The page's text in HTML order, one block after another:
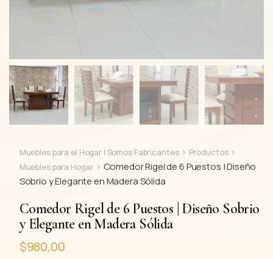
Muebles para el Hogar | Somos Fabricantes> Productos>
Muebles para Hogar> Comedor Rigel de 6 Puestos | Diseño
Sobrio y Elegante en Madera Sólida
Comedor Rigel de 6 Puestos | Diseño Sobrio
y Elegante en Madera Sólida
$980,00